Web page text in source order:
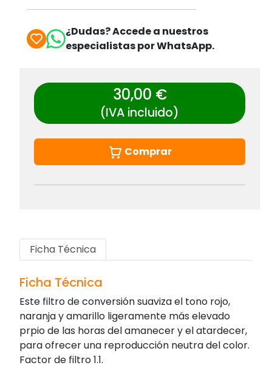
¿Dudas? Accede a nuestros
especialistas por WhatsApp.
30,00 €
(IVA incluido)
Comprar
Ficha Técnica
Ficha Técnica
Este filtro de conversión suaviza el tono rojo,
naranja y amarillo ligeramente más elevado
prpio de las horas del amanecer y el atardecer,
para ofrecer una reproducción neutra del color.
Factor de filtro 1.1.